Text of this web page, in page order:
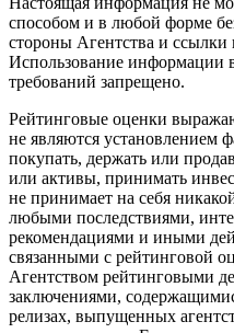
способом и в любой форме
стороны Агентства и
Использование информации
требований запрещено.
Рейтинговые оценки
не являются установлением
покупать, держать или
или активы, принимать
не принимает на себя
любыми последствиями,
рекомендациями и иными
связанными с рейтинговой
Агентством рейтинговыми
заключениями,
релизах, выпущенных